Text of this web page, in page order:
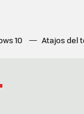
10 Atajos del